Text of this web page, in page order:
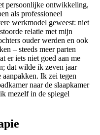
persoonlijke ontwikkeling,
als professioneel
werkmodel geweest: niet
relatie met mijn
ouder werden en ook
– steeds meer parten
er iets niet goed aan me
dat wilde ik zeven jaar
aanpakken. Ik zei tegen
naar de slaapkamer
mezelf in de spiegel